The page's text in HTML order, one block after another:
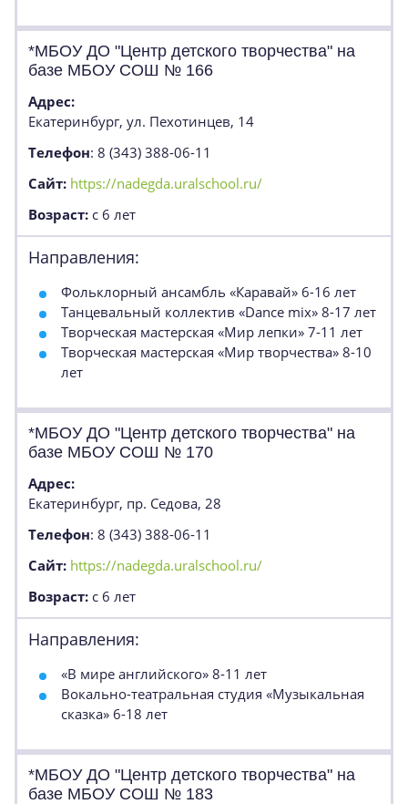
*МБОУ ДО "Центр детского творчества" на
базе МБОУ СОШ № 166
Адрес:
Екатеринбург, ул. Пехотинцев, 14
Телефон: 8 (343) 388-06-11
Сайт: https://nadegda.uralschool.ru/
Возраст: с 6 лет
Направления:
Фольклорный ансамбль «Каравай» 6-16 лет
Танцевальный коллектив «Dance mix» 8-17 лет
Творческая мастерская «Мир лепки» 7-11 лет
Творческая мастерская «Мир творчества» 8-10
лет
*МБОУ ДО "Центр детского творчества" на
базе МБОУ СОШ № 170
Адрес:
Екатеринбург, пр. Седова, 28
Телефон: 8 (343) 388-06-11
Сайт: https://nadegda.uralschool.ru/
Возраст: с 6 лет
Направления:
«В мире английского» 8-11 лет
Вокально-театральная студия «Музыкальная
сказка» 6-18 лет
*МБОУ ДО "Центр детского творчества" на
базе МБОУ СОШ № 183